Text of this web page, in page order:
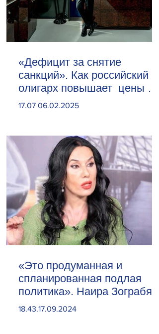
«Дефицит за снятие
санкций». Как российский
олигарх повышает цены на
сливочное масло
17.07 06.02.2025
«Это продуманная и
спланированная подлая
политика». Наира Зограбян
18.43.17.09.2024